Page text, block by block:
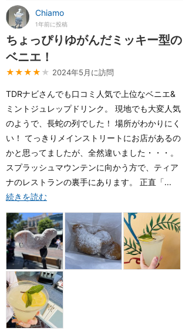
Chiamo
1年前に投稿
ちょっぴりゆがんだミッキー型の
ベニエ！
★★★★ ★ 2024年5月に訪問
TDRナビさんでも口コミ人気で上位なベニエ&
ミントジュレップドリンク。 現地でも大変人気
のようで、長蛇の列でした！ 場所がわかりにく
い！ てっきりメインストリートにお店があるの
かと思ってましたが、全然違いました・・・。
スプラッシュマウンテンに向かう方で、ティア
ナのレストランの裏手にあります。 正直「...
続きを読む